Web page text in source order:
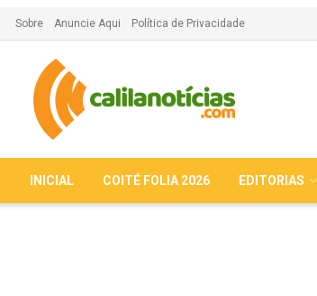
Sobre Anuncie Aqui Política de Privacidade
INICIAL COITÉ FOLIA 2026 EDITORIAS